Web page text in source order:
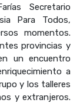
Secretario
Para Todos,
momentos.
provincias y
un encuentro
a
y los talleres
y extranjeros.